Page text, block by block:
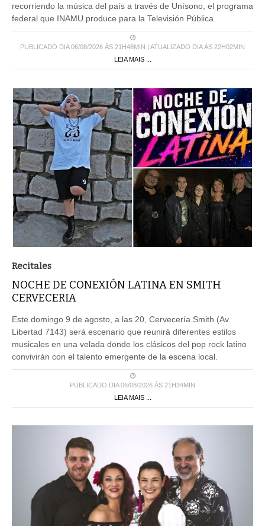
recorriendo la música del país a través de Unísono, el programa
federal que INAMU produce para la Televisión Pública.
PUBLICADO DIA 06/08/2026 ÀS 21H48MIN | ATUALIZADO DIA ÀS 22H02MIN
LEIA MAIS ...
Recitales
NOCHE DE CONEXIÓN LATINA EN SMITH
CERVECERIA
Este domingo 9 de agosto, a las 20, Cervecería Smith (Av.
Libertad 7143) será escenario que reunirá diferentes estilos
musicales en una velada donde los clásicos del pop rock latino
convivirán con el talento emergente de la escena local.
PUBLICADO DIA 06/08/2026 ÀS 21H34MIN
LEIA MAIS ...